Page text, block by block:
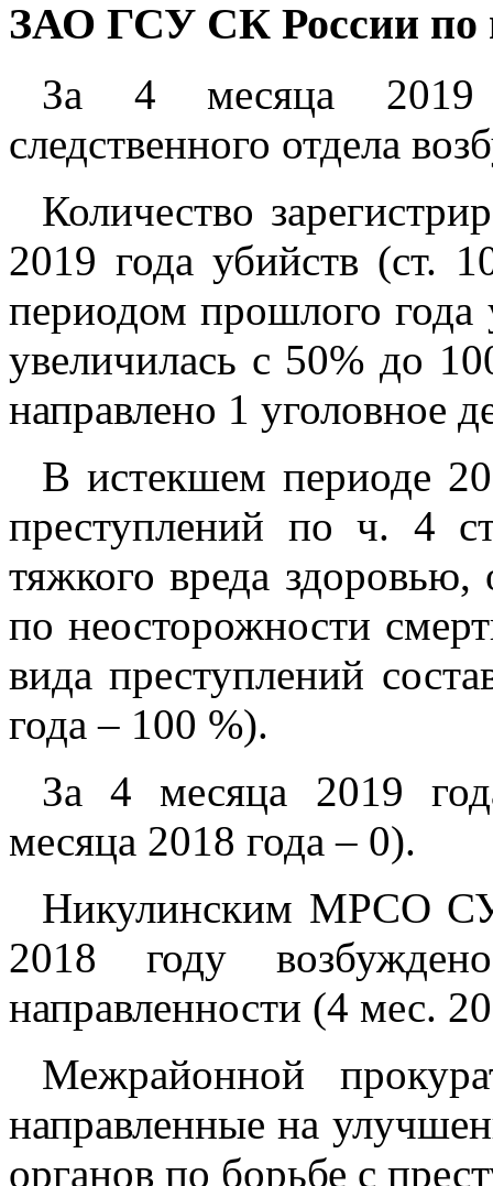
ЗАО ГСУ СК России по
За 4 месяца 2019
следственного отдела
Количество
2019 года убийств (ст.
периодом прошлого
увеличилась с 50% до
направлено 1 уголовное
В истекшем периоде
преступлений по ч. 4
тяжкого вреда
по неосторожности
вида преступлений
года – 100 %).
За 4 месяца 2019
месяца 2018 года – 0).
Никулинским МРСО
2018 году
направленности (4 мес.
Межрайонной
направленные на
органов по борьбе с